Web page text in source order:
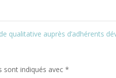
qualitative auprès d’adhérents
sont indiqués avec*